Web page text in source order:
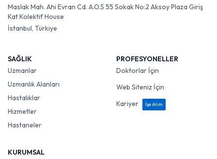
Maslak Mah. Ahi Evran Cd. A.O.S 55 Sokak No:2 Aksoy Plaza Giriş
Kat Kolektif House
İstanbul, Türkiye
SAĞLIK
Uzmanlar
Uzmanlık Alanları
Hastalıklar
Hizmetler
Hastaneler
PROFESYONELLER
Doktorlar İçin
Web Siteniz İçin
Kariyer
İşe Alım
KURUMSAL